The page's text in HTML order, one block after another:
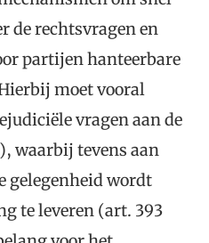
de rechtsvragen en
partijen hanteerbare
moet vooral
vragen aan de
waarbij tevens aan
gelegenheid wordt
te leveren (art. 393